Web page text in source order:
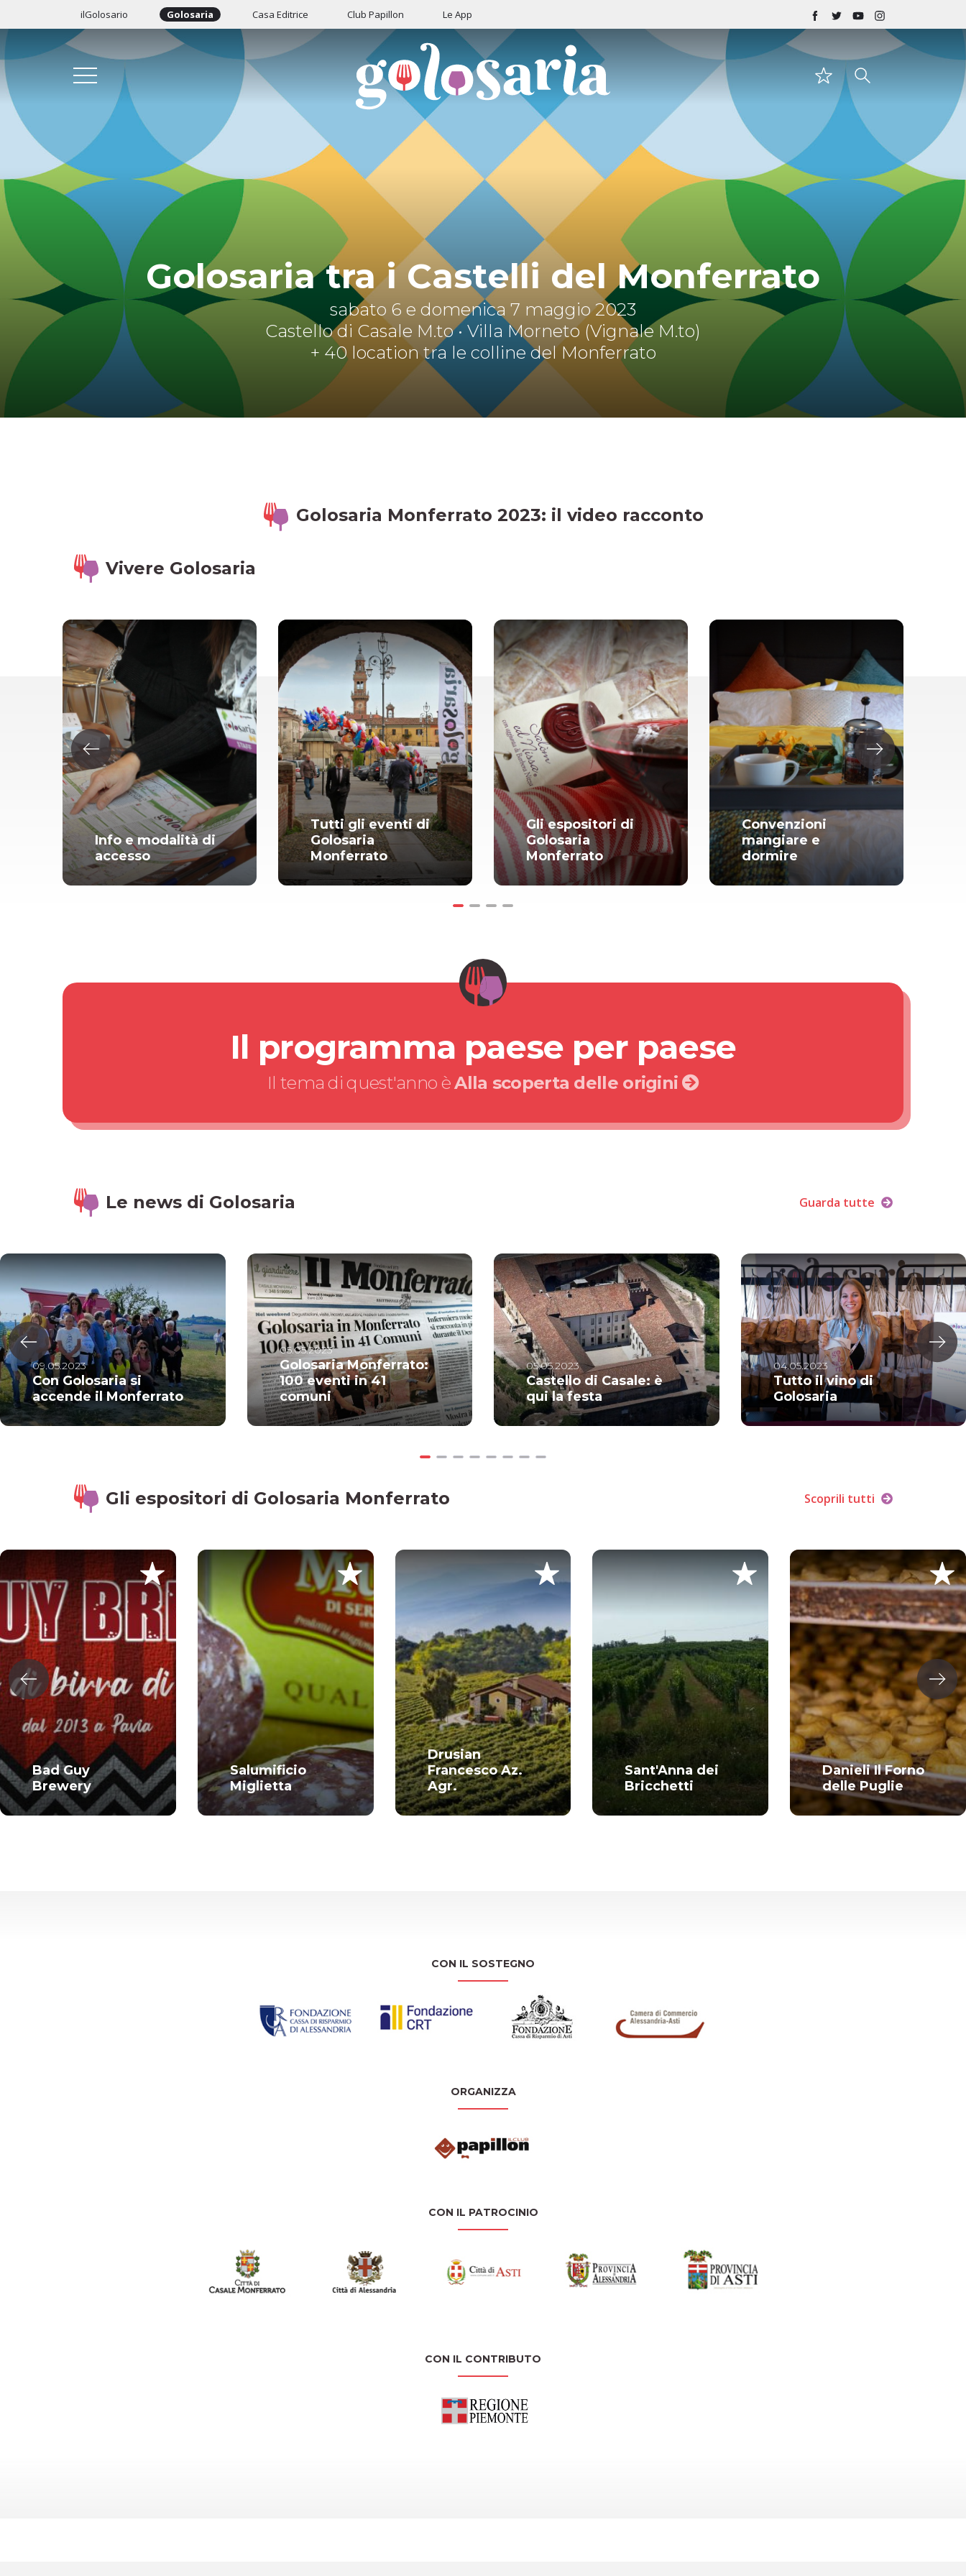
ilGolosario Golosaria Casa Editrice Club Papillon Le App
Golosaria tra i Castelli del Monferrato
sabato 6 e domenica 7 maggio 2023
Castello di Casale M.to • Villa Morneto (Vignale M.to)
+ 40 location tra le colline del Monferrato
Golosaria Monferrato 2023: il video racconto
Vivere Golosaria
Info e modalità di
accesso
Tutti gli eventi di
Golosaria
Monferrato
Gli espositori di
Golosaria
Monferrato
Convenzioni
mangiare e
dormire
Il programma paese per paese
Il tema di quest'anno èAlla scoperta delle origini
Le news di Golosaria Guarda tutte
09.05.2023
Con Golosaria si
accende il Monferrato
05.05.2023
Golosaria Monferrato:
100 eventi in 41
comuni
05.05.2023
Castello di Casale: è
qui la festa
04.05.2023
Tutto il vino di
Golosaria
Gli espositori di Golosaria Monferrato Scoprili tutti
Bad Guy
Brewery
Salumificio
Miglietta
Drusian
Francesco Az.
Agr.
Sant'Anna dei
Bricchetti
Danieli Il Forno
delle Puglie
CON IL SOSTEGNO
ORGANIZZA
CON IL PATROCINIO
CON IL CONTRIBUTO